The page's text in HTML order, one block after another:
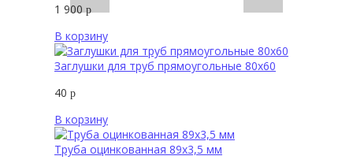
1 900 р
В корзину
Заглушки для труб прямоугольные 80х60
40 р
В корзину
Труба оцинкованная 89х3,5 мм